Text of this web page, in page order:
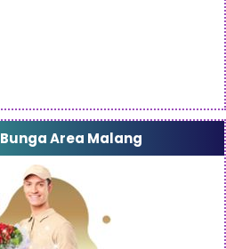
Area Malang